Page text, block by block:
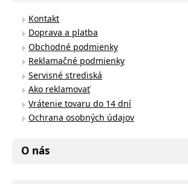
Kontakt
Doprava a platba
Obchodné podmienky
Reklamačné podmienky
Servisné strediská
Ako reklamovať
Vrátenie tovaru do 14 dní
Ochrana osobných údajov
O nás